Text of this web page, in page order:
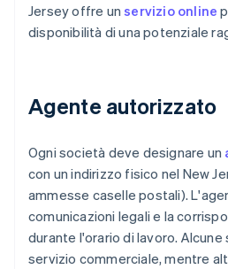
Jersey offre unservizio online
disponibilità di una potenziale
Agente autorizzato
Ogni società deve designare un
con un indirizzo fisico nel New
ammesse caselle postali).
comunicazioni legali e la
durante l'orario di lavoro. Alcune
servizio commerciale, mentre